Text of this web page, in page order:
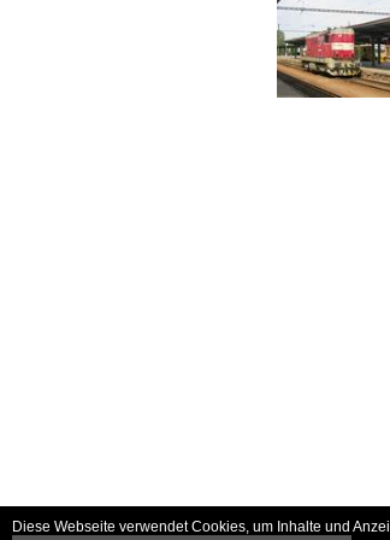
Diese Webseite verwendet Cookies, um Inhalte und